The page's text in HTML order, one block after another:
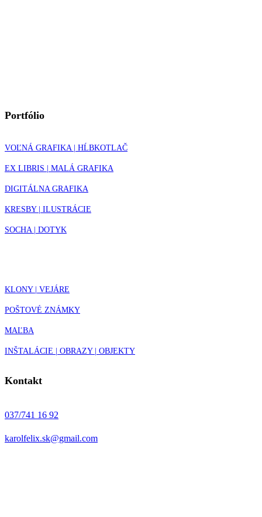
Portfólio
VOĽNÁ GRAFIKA | HĹBKOTLAČ
EX LIBRIS | MALÁ GRAFIKA
DIGITÁLNA GRAFIKA
KRESBY | ILUSTRÁCIE
SOCHA | DOTYK
KLONY | VEJÁRE
POŠTOVÉ ZNÁMKY
MAĽBA
INŠTALÁCIE | OBRAZY | OBJEKTY
Kontakt
037/741 16 92
karolfelix.sk@gmail.com